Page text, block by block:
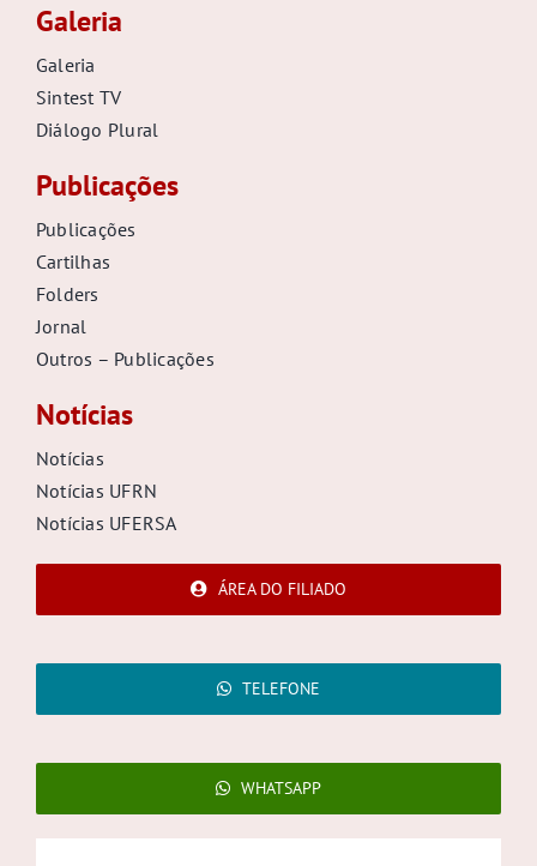
Galeria
Galeria
Sintest TV
Diálogo Plural
Publicações
Publicações
Cartilhas
Folders
Jornal
Outros – Publicações
Notícias
Notícias
Notícias UFRN
Notícias UFERSA
ÁREA DO FILIADO
TELEFONE
WHATSAPP